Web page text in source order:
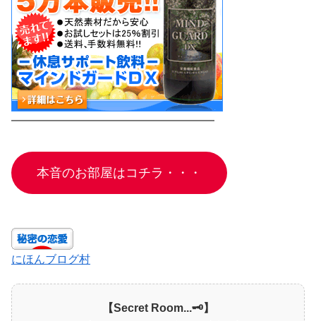
━━━━━━━━━━━━━━━━━━
本音のお部屋はコチラ・・・
にほんブログ村
【Secret Room...🗝️】